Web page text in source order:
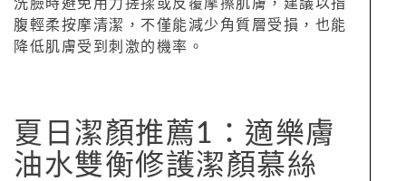
洗臉時避免用力搓揉或反覆摩擦肌膚，建議以指
腹輕柔按摩清潔，不僅能減少角質層受損，也能
降低肌膚受到刺激的機率。
夏日潔顏推薦1：適樂膚
油水雙衡修護潔顏慕絲